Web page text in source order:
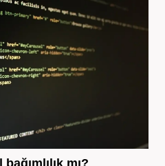
mı?